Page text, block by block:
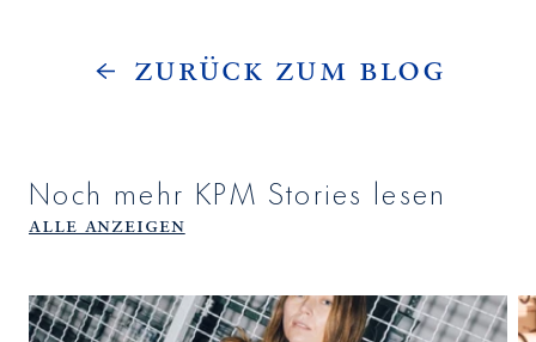
Zurück zum Blog
Noch mehr KPM Stories lesen
Alle anzeigen